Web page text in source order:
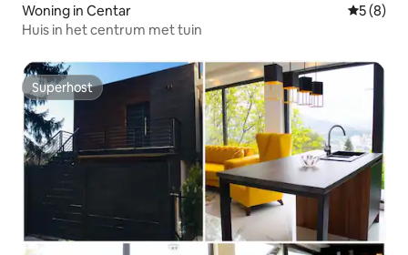
Woning in Centar
5 (8)
Huis in het centrum met tuin
Superhost
Superhost